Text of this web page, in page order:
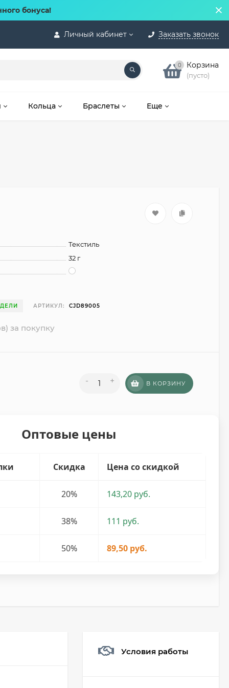
бонуса!
Личный кабинет Заказать звонок
0 Корзина
(пусто)
Кольца Браслеты Еще
Текстиль
32 г
АРТИКУЛ: CJD89005
за покупку
- + В КОРЗИНУ
Оптовые цены
Скидка Цена со скидкой
20% 143,20 руб.
38% 111 руб.
50% 89,50 руб.
Условия работы